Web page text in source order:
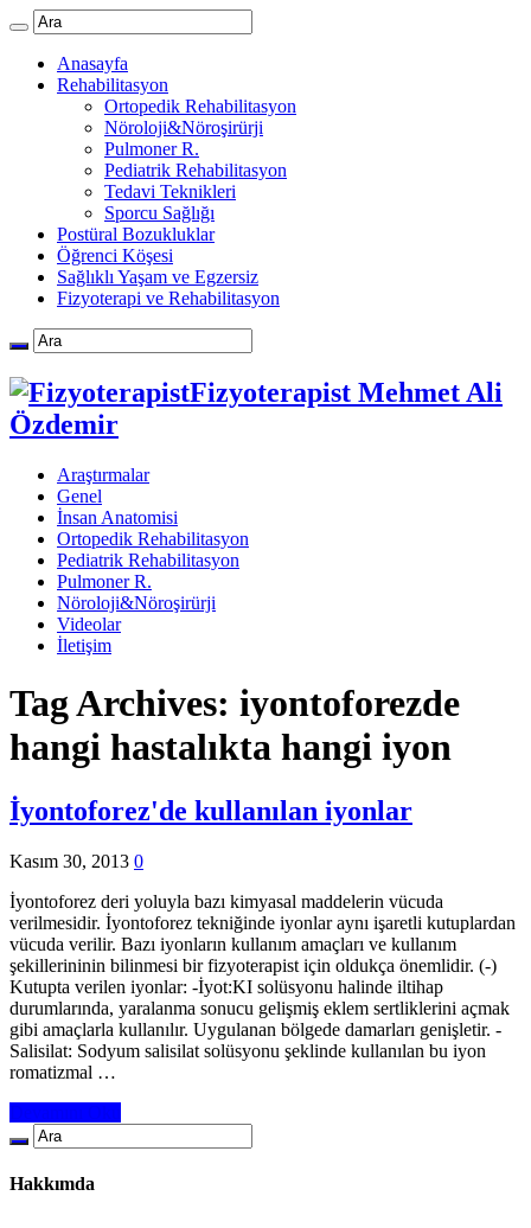
Anasayfa
Rehabilitasyon
Ortopedik Rehabilitasyon
Nöroloji&Nöroşirürji
Pulmoner R.
Pediatrik Rehabilitasyon
Tedavi Teknikleri
Sporcu Sağlığı
Postüral Bozukluklar
Öğrenci Köşesi
Sağlıklı Yaşam ve Egzersiz
Fizyoterapi ve Rehabilitasyon
Fizyoterapist Mehmet Ali
Özdemir
Araştırmalar
Genel
İnsan Anatomisi
Ortopedik Rehabilitasyon
Pediatrik Rehabilitasyon
Pulmoner R.
Nöroloji&Nöroşirürji
Videolar
İletişim
Tag Archives: iyontoforezde
hangi hastalıkta hangi iyon
İyontoforez'de kullanılan iyonlar
Kasım 30, 2013 0
İyontoforez deri yoluyla bazı kimyasal maddelerin vücuda
verilmesidir. İyontoforez tekniğinde iyonlar aynı işaretli kutuplardan
vücuda verilir. Bazı iyonların kullanım amaçları ve kullanım
şekillerininin bilinmesi bir fizyoterapist için oldukça önemlidir. (-)
Kutupta verilen iyonlar: -İyot:KI solüsyonu halinde iltihap
durumlarında, yaralanma sonucu gelişmiş eklem sertliklerini açmak
gibi amaçlarla kullanılır. Uygulanan bölgede damarları genişletir. -
Salisilat: Sodyum salisilat solüsyonu şeklinde kullanılan bu iyon
romatizmal …
Hakkımda